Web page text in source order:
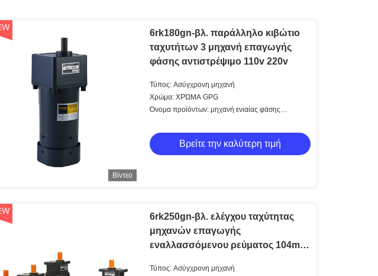
Βίντεο
6rk180gn-βλ. παράλληλο κιβώτιο
ταχυτήτων 3 μηχανή επαγωγής
φάσης αντιστρέψιμο 110v 220v
Τύπος: Ασύγχρονη μηχανή
Χρώμα: ΧΡΏΜΑ GPG
Όνομα προϊόντων: μηχανή ενιαίας φάσης
Βρείτε την καλύτερη τιμή
6rk250gn-βλ. ελέγχου ταχύτητας
μηχανών επαγωγής
εναλλασσόμενου ρεύματος 104mm
Τύπος: Ασύγχρονη μηχανή